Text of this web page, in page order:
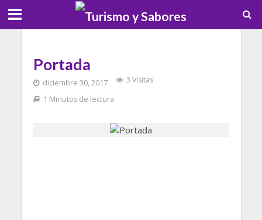
Portada
diciembre 30, 2017
3 Visitas
1 Minutos de lectura